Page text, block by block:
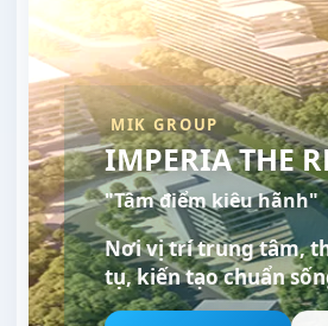
MIK GROUP
IMPERIA THE
"Tâm điểm kiêu hãnh"
Nơi vị trí trung tâm,
tụ, kiến tạo chuẩn